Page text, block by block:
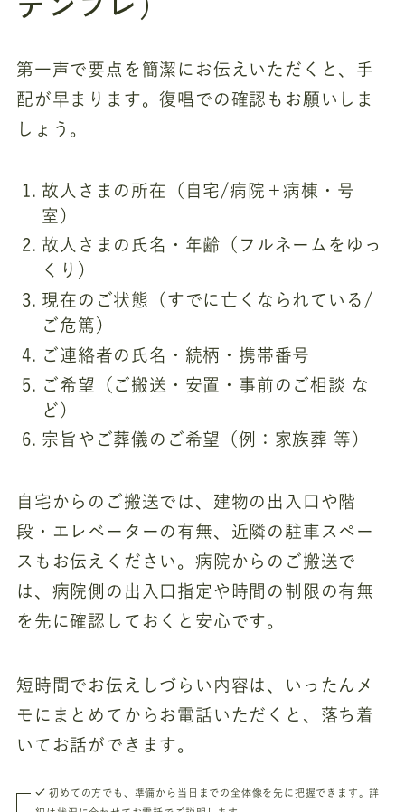
第一声で要点を簡潔にお伝えいただくと、手
配が早まります。復唱での確認もお願いしま
しょう。
故人さまの所在（自宅/病院＋病棟・号
室）
故人さまの氏名・年齢（フルネームをゆっ
くり）
現在のご状態（すでに亡くなられている/
ご危篤）
ご連絡者の氏名・続柄・携帯番号
ご希望（ご搬送・安置・事前のご相談 な
ど）
宗旨やご葬儀のご希望（例：家族葬 等）
自宅からのご搬送では、建物の出入口や階
段・エレベーターの有無、近隣の駐車スペー
スもお伝えください。病院からのご搬送で
は、病院側の出入口指定や時間の制限の有無
を先に確認しておくと安心です。
短時間でお伝えしづらい内容は、いったんメ
モにまとめてからお電話いただくと、落ち着
いてお話ができます。
初めての方でも、準備から当日までの全体像を先に把握できます。詳